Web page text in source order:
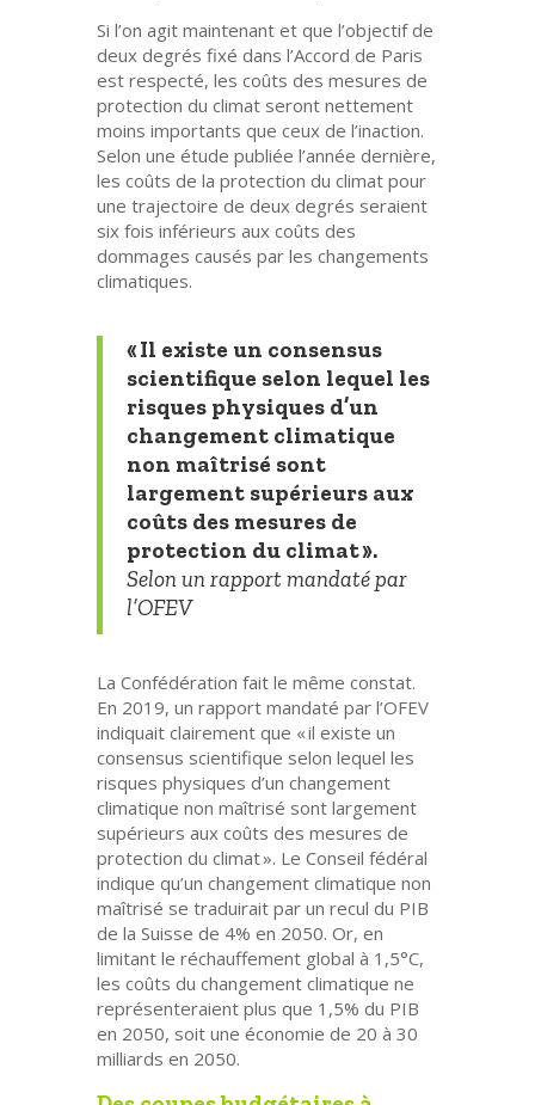
Si l’on agit maintenant et que l’objectif de
deux degrés fixé dans l’Accord de Paris
est respecté, les coûts des mesures de
protection du climat seront nettement
moins importants que ceux de l’inaction.
Selon une étude publiée l’année dernière,
les coûts de la protection du climat pour
une trajectoire de deux degrés seraient
six fois inférieurs aux coûts des
dommages causés par les changements
climatiques.
« Il existe un consensus
scientifique selon lequel les
risques physiques d’un
changement climatique
non maîtrisé sont
largement supérieurs aux
coûts des mesures de
protection du climat ».
Selon un rapport mandaté par
l’OFEV
La Confédération fait le même constat.
En 2019, un rapport mandaté par l’OFEV
indiquait clairement que « il existe un
consensus scientifique selon lequel les
risques physiques d’un changement
climatique non maîtrisé sont largement
supérieurs aux coûts des mesures de
protection du climat ». Le Conseil fédéral
indique qu’un changement climatique non
maîtrisé se traduirait par un recul du PIB
de la Suisse de 4% en 2050. Or, en
limitant le réchauffement global à 1,5°C,
les coûts du changement climatique ne
représenteraient plus que 1,5% du PIB
en 2050, soit une économie de 20 à 30
milliards en 2050.